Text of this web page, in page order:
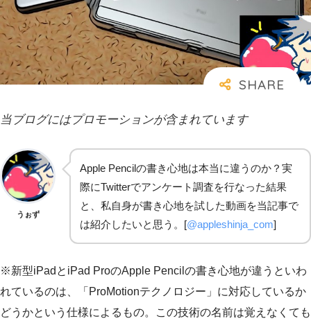
当ブログにはプロモーションが含まれています
うぉず
Apple Pencilの書き心地は本当に違うのか？実
際にTwitterでアンケート調査を行なった結果
と、私自身が書き心地を試した動画を当記事で
は紹介したいと思う。[@appleshinja_com]
※新型iPadとiPad ProのApple Pencilの書き心地が違うといわ
れているのは、「ProMotionテクノロジー」に対応しているか
どうかという仕様によるもの。この技術の名前は覚えなくても